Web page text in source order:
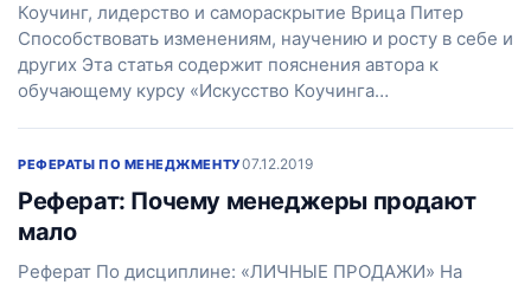
Коучинг, лидерство и самораскрытие Врица Питер
Способствовать изменениям, научению и росту в себе и
других Эта статья содержит пояснения автора к
обучающему курсу «Искусство Коучинга…
РЕФЕРАТЫ ПО МЕНЕДЖМЕНТУ07.12.2019
Реферат: Почему менеджеры продают
мало
Реферат По дисциплине: «ЛИЧНЫЕ ПРОДАЖИ» На